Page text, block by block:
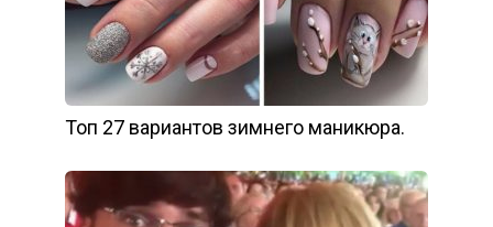
Топ 27 вариантов зимнего маникюра.